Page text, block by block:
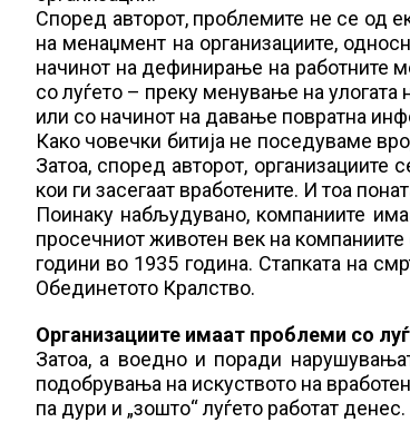
Според авторот, проблемите не се од
на менаџмент на организациите,
начинот на дефинирање на работните
со луѓето – преку менување на улогата
или со начинот на давање повратна
Како човечки битија не поседуваме
Затоа, според авторот,
кои ги засегаат вработените. И тоа
Поинаку набљудувано, компаниите
просечниот животен век на
години во 1935 година. Стапката на
Обединетото Кралство.
Организациите имаат проблеми со
Затоа, а воедно и поради
подобрувања на искуството на
па дури и „зошто“ луѓето работат денес.